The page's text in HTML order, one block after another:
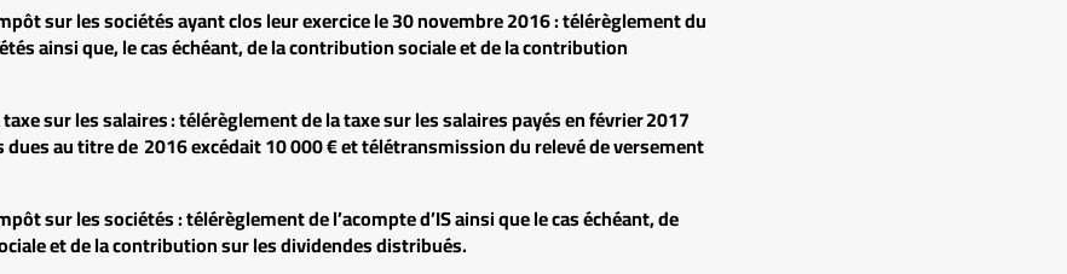
sur les sociétés ayant clos leur exercice le 30 novembre 2016 :télérèglement du
ainsi que, le cas échéant, de la contribution sociale et de la contribution
sur les salaires :télérèglement de la taxe sur les salaires payés en février 2017
au titre de 2016 excédait 10 000 € et télétransmission du relevé de versement
sur les sociétés :télérèglement de l’acompte d’IS ainsi que le cas échéant, de
et de la contribution sur les dividendes distribués.